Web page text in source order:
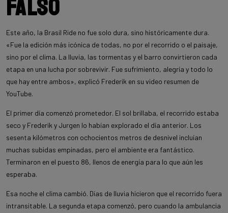
falso
Este año, la Brasil Ride no fue solo dura, sino históricamente dura.
«Fue la edición más icónica de todas, no por el recorrido o el paisaje,
sino por el clima. La lluvia, las tormentas y el barro convirtieron cada
etapa en una lucha por sobrevivir. Fue sufrimiento, alegría y todo lo
que hay entre ambos», explicó Frederik en su video resumen de
YouTube.
El primer día comenzó prometedor. El sol brillaba, el recorrido estaba
seco y Frederik y Jurgen lo habían explorado el día anterior. Los
sesenta kilómetros con ochocientos metros de desnivel incluían
muchas subidas empinadas, pero el ambiente era fantástico.
Terminaron en el puesto 86, llenos de energía para lo que aún les
esperaba.
Esa noche el clima cambió. Días de lluvia hicieron que el recorrido fuera
intransitable. La segunda etapa comenzó, pero cuando la ambulancia